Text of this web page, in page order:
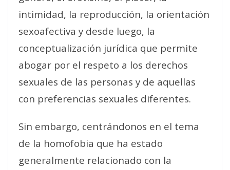
intimidad, la reproducción, la orientación
sexoafectiva y desde luego, la
conceptualización jurídica que permite
abogar por el respeto a los derechos
sexuales de las personas y de aquellas
con preferencias sexuales diferentes.
Sin embargo, centrándonos en el tema
de la homofobia que ha estado
generalmente relacionado con la